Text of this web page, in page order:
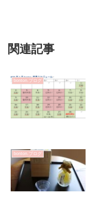
関連記事
bonton.ブログ
bonton.ブログ